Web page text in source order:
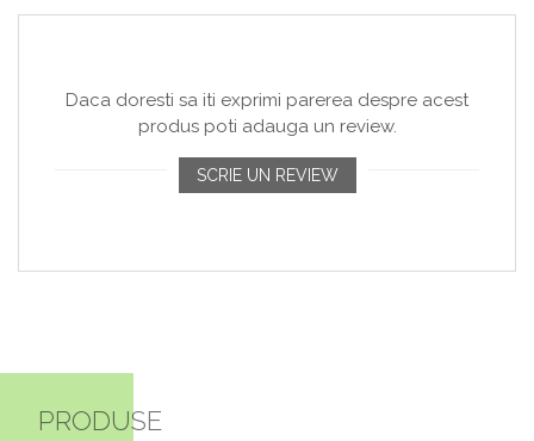
Daca doresti sa iti exprimi parerea despre acest
produs poti adauga un review.
SCRIE UN REVIEW
PRODUSE